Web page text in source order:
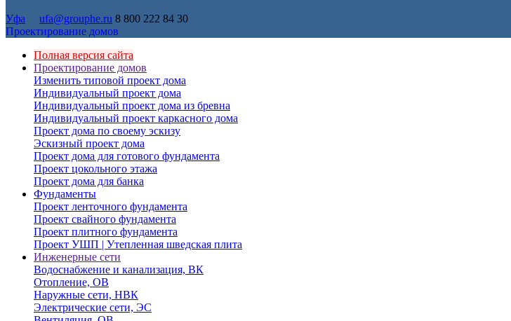
Уфа ufa@grouphe.ru 8 800 222 84 30
Проектирование домов
Полная версия сайта
Проектирование домов
Изменить типовой проект дома
Индивидуальный проект дома
Индивидуальный проект дома из бревна
Индивидуальный проект каркасного дома
Проект дома по своему эскизу
Эскизный проект дома
Проект дома для готового фундамента
Проект цокольного этажа
Проект дома для банка
Фундаменты
Проект ленточного фундамента
Проект свайного фундамента
Проект плитного фундамента
Проект УШП | Утепленная шведская плита
Инженерные сети
Водоснабжение и канализация, ВК
Отопление, ОВ
Наружные сети, НВК
Электрические сети, ЭС